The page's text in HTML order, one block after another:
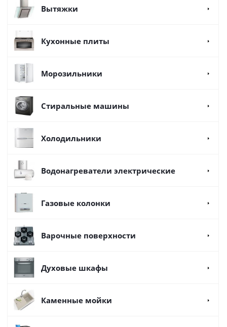
Вытяжки
Кухонные плиты
Морозильники
Стиральные машины
Холодильники
Водонагреватели электрические
Газовые колонки
Варочные поверхности
Духовые шкафы
Каменные мойки